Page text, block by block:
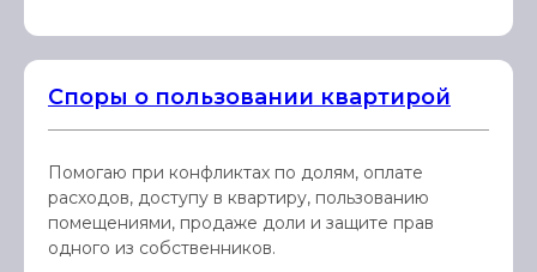
Споры о пользовании квартирой
Помогаю при конфликтах по долям, оплате
расходов, доступу в квартиру, пользованию
помещениями, продаже доли и защите прав
одного из собственников.